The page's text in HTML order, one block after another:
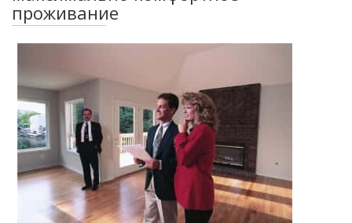
проживание